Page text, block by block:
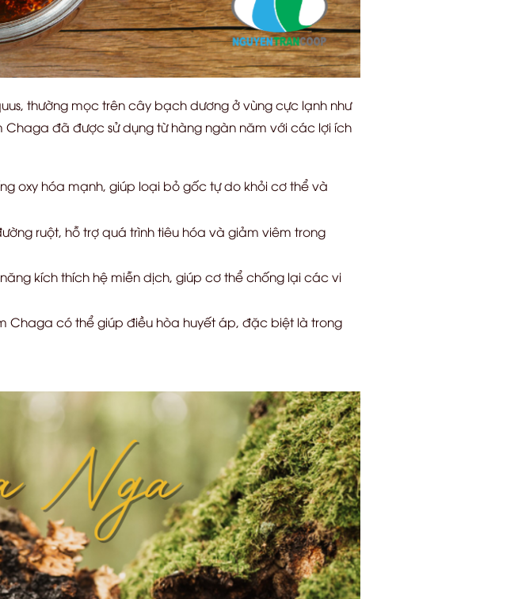
thường mọc trên cây bạch dương ở vùng cực lạnh như
đã được sử dụng từ hàng ngàn năm với các lợi ích
oxy hóa mạnh, giúp loại bỏ gốc tự do khỏi cơ thể và
ruột, hỗ trợ quá trình tiêu hóa và giảm viêm trong
kích thích hệ miễn dịch, giúp cơ thể chống lại các vi
Chaga có thể giúp điều hòa huyết áp, đặc biệt là trong